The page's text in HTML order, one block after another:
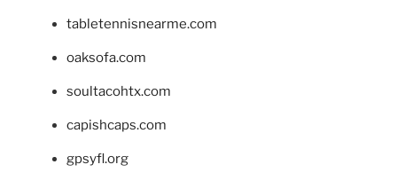
tabletennisnearme.com
oaksofa.com
soultacohtx.com
capishcaps.com
gpsyfl.org